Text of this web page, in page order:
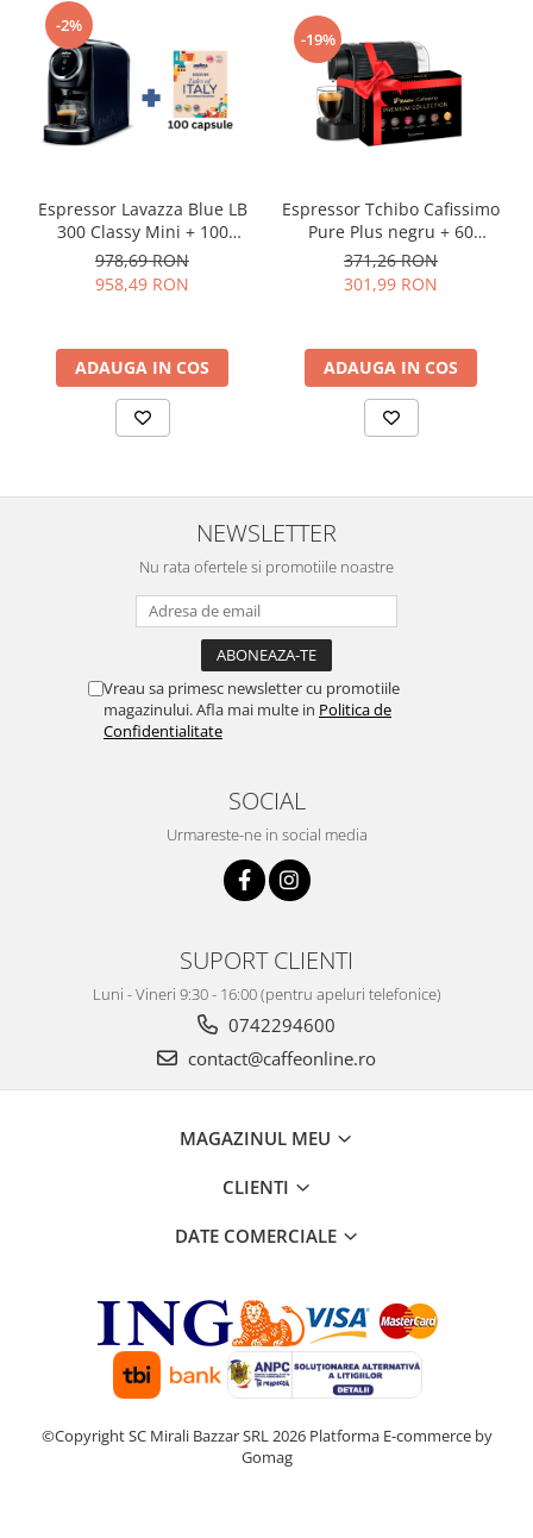
-2%
Espressor Lavazza Blue LB
300 Classy Mini + 100
capsule
978,69 RON
958,49 RON
ADAUGA IN COS
-19%
Espressor Tchibo Cafissimo
Pure Plus negru + 60
capsule
371,26 RON
301,99 RON
ADAUGA IN COS
NEWSLETTER
Nu rata ofertele si promotiile noastre
Vreau sa primesc newsletter cu promotiile
magazinului. Afla mai multe in Politica de
Confidentialitate
SOCIAL
Urmareste-ne in social media
SUPORT CLIENTI
Luni - Vineri 9:30 - 16:00 (pentru apeluri telefonice)
0742294600
contact@caffeonline.ro
MAGAZINUL MEU
CLIENTI
DATE COMERCIALE
©Copyright SC Mirali Bazzar SRL 2026 Platforma E-commerce by
Gomag